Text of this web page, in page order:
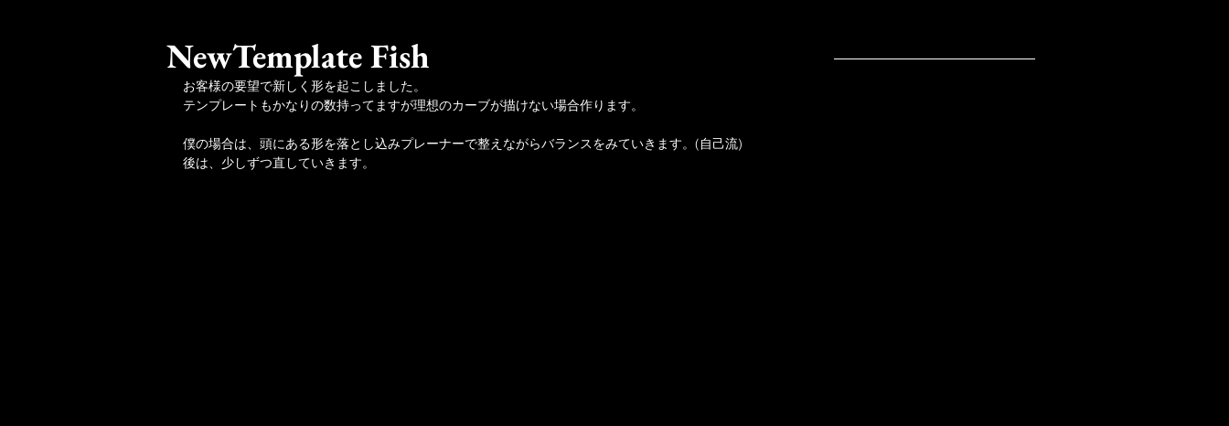
NewTemplate Fish
お客様の要望で新しく形を起こしました。
テンプレートもかなりの数持ってますが理想のカーブが描けない場合作ります。
僕の場合は、頭にある形を落とし込みプレーナーで整えながらバランスをみていきます。(自己流)
後は、少しずつ直していきます。